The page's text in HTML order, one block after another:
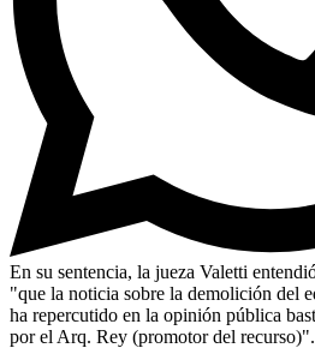
En su sentencia, la jueza Valetti
"que la noticia sobre la demolición del
ha repercutido en la opinión pública
por el Arq. Rey (promotor del recurso)".